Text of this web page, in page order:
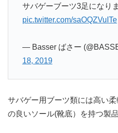
サバゲーブーツ3足になり
pic.twitter.com/saOQZVuITe
— Basser ばさー
18, 2019
サバゲー用ブーツ類には高い
の良いソール(靴底）を持つ製